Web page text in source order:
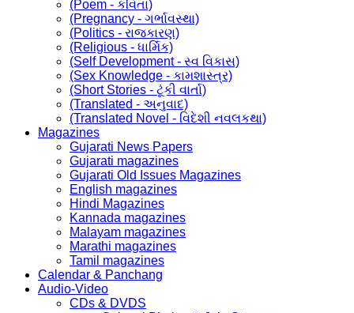
(Poem - કવિતા)
(Pregnancy - ગર્ભાવસ્થા)
(Politics - રાજકારણ)
(Religious - ધાર્મિક)
(Self Development - સ્વ વિકાસ)
(Sex Knowledge - કામશાસ્ત્ર)
(Short Stories - ટૂંકી વાર્તા)
(Translated - અનુવાદ)
(Translated Novel - વિદેશી નવલકથા)
Magazines
Gujarati News Papers
Gujarati magazines
Gujarati Old Issues Magazines
English magazines
Hindi Magazines
Kannada magazines
Malayam magazines
Marathi magazines
Tamil magazines
Calendar & Panchang
Audio-Video
CDs & DVDS